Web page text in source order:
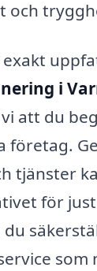
och
i
att du
företag.
tjänster
för
du
som